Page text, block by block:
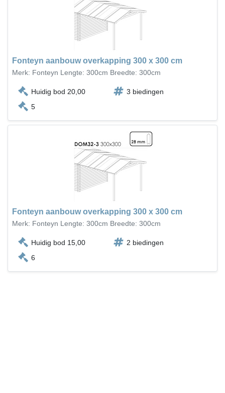
Fonteyn aanbouw overkapping 300 x 300 cm
Merk: Fonteyn Lengte: 300cm Breedte: 300cm
Huidig bod 20,00
3 biedingen
5
Fonteyn aanbouw overkapping 300 x 300 cm
Merk: Fonteyn Lengte: 300cm Breedte: 300cm
Huidig bod 15,00
2 biedingen
6